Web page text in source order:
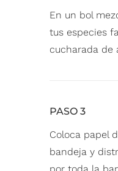
En un bol
tus especies
cucharada de
PASO 3
Coloca papel
bandeja y